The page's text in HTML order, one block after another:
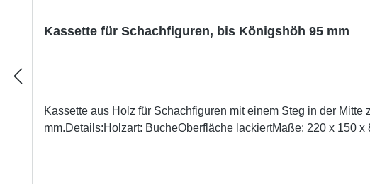
Kassette für Schachfiguren, bis Königshöh 95 mm
Kassette aus Holz für Schachfiguren mit einem Steg in der
mm.Details:Holzart: BucheOberfläche lackiertMaße: 220 x 150